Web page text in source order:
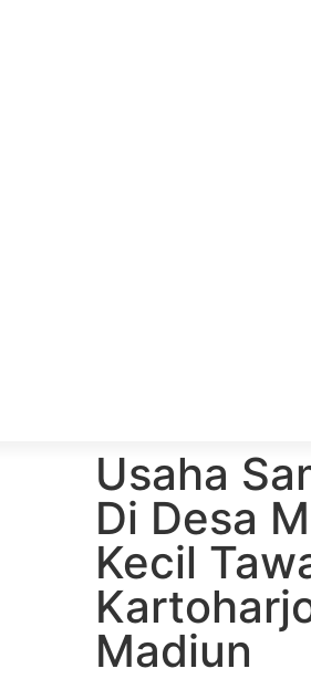
Usaha
Di Desa
Kecil
Madiun